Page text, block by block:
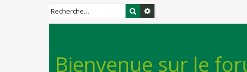
Rechercher
Bienvenue sur le